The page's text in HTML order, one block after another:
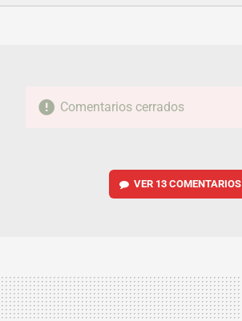
FACEBOOKTWITTERFLIPBOARD
E-
WHATSAPP
Comentarios cerrados
VER 13 COMENTARIOS